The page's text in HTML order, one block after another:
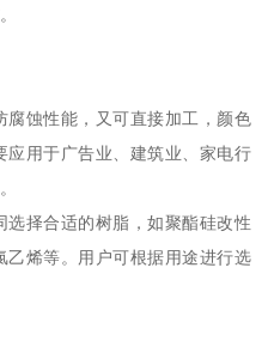
蚀性能，又可直接加工，颜色
用于广告业、建筑业、家电行
择合适的树脂，如聚酯硅改性
烯等。用户可根据用途进行选